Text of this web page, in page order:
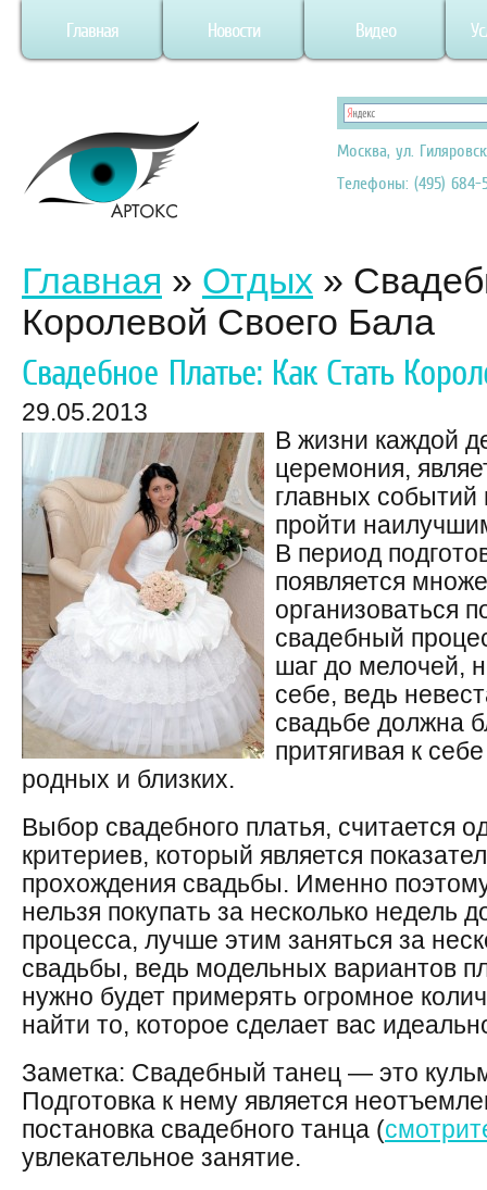
Главная Новости Видео
Москва, ул.
Телефоны: (495) 684-
Главная » Отдых »
Королевой Своего Бала
Свадебное Платье: Как Стать
29.05.2013
В жизни каждой
церемония,
главных событий
пройти
В период
появляется
организоваться
свадебный
шаг до мелочей,
себе, ведь
свадьбе должна
притягивая к
родных и близких.
Выбор свадебного платья, считается
критериев, который является
прохождения свадьбы. Именно
нельзя покупать за несколько недель
процесса, лучше этим заняться за
свадьбы, ведь модельных вариантов
нужно будет примерять огромное
найти то, которое сделает вас
Заметка: Свадебный танец — это
Подготовка к нему является
постановка свадебного танца (
увлекательное занятие.